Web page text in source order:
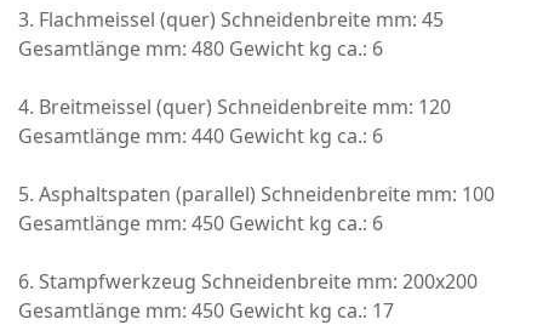
3. Flachmeissel (quer) Schneidenbreite mm: 45
Gesamtlänge mm: 480 Gewicht kg ca.: 6
4. Breitmeissel (quer) Schneidenbreite mm: 120
Gesamtlänge mm: 440 Gewicht kg ca.: 6
5. Asphaltspaten (parallel) Schneidenbreite mm: 100
Gesamtlänge mm: 450 Gewicht kg ca.: 6
6. Stampfwerkzeug Schneidenbreite mm: 200x200
Gesamtlänge mm: 450 Gewicht kg ca.: 17